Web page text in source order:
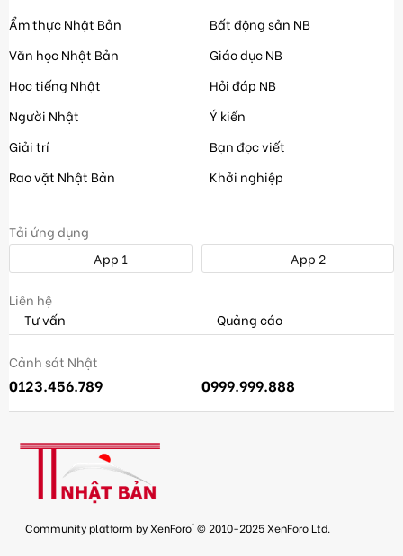
Ẩm thực Nhật Bản
Văn học Nhật Bản
Học tiếng Nhật
Người Nhật
Giải trí
Rao vặt Nhật Bản
Bất động sản NB
Giáo dục NB
Hỏi đáp NB
Ý kiến
Bạn đọc viết
Khởi nghiệp
Tải ứng dụng
App 1
App 2
Liên hệ
Tư vấn
Quảng cáo
Cảnh sát Nhật
0123.456.789 0999.999.888
Community platform by XenForo® © 2010-2025 XenForo Ltd.